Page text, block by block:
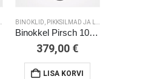
Binokkel Pirsch 10×50 ED Phase Coating
379,00 €
LISA KORVI